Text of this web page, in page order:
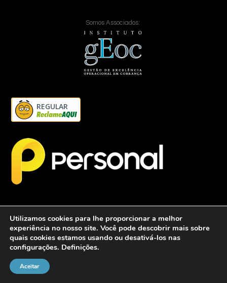
Somos Associados:
REGULAR
2026 - Personalcob - CNPJ: 12.837.042/0001-60- Todos direitos
Utilizamos cookies para lhe proporcionar a melhor
experiência no nosso site. Você pode descobrir mais sobre
quais cookies estamos usando ou desativá-los nas
configurações. Definições.
Aceitar